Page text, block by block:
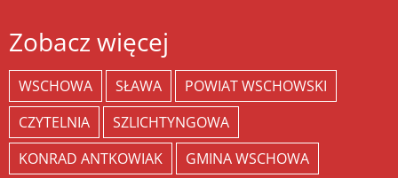
Zobacz więcej
WSCHOWA SŁAWA
POWIAT WSCHOWSKI
CZYTELNIA
SZLICHTYNGOWA
KONRAD ANTKOWIAK
GMINA WSCHOWA